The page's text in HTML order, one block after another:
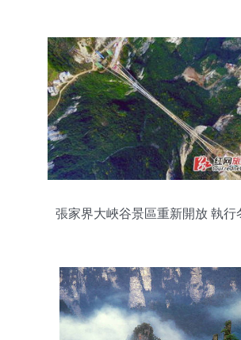
張家界大峽谷景區重新開放 執行